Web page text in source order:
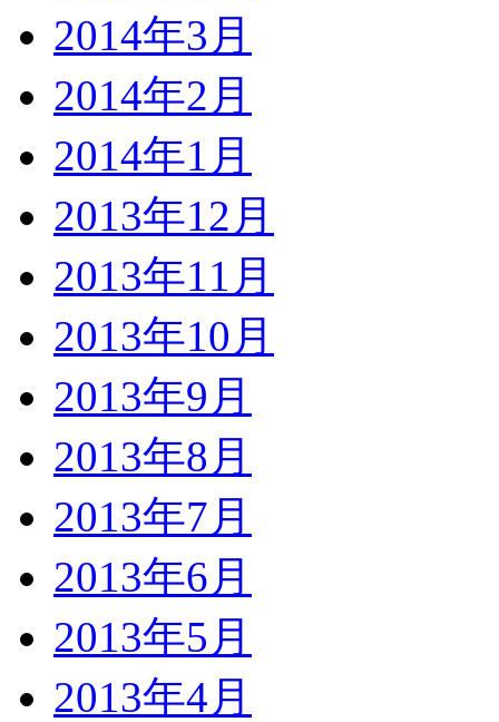
2014年3月
2014年2月
2014年1月
2013年12月
2013年11月
2013年10月
2013年9月
2013年8月
2013年7月
2013年6月
2013年5月
2013年4月